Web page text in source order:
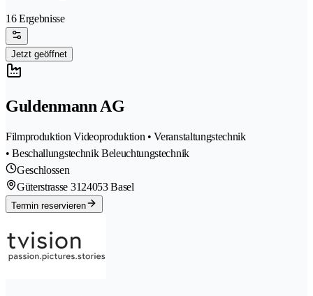
16 Ergebnisse
Jetzt geöffnet
Guldenmann AG
Filmproduktion Videoproduktion • Veranstaltungstechnik
• Beschallungstechnik Beleuchtungstechnik
Geschlossen
Güterstrasse 3124053 Basel
Termin reservieren